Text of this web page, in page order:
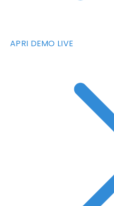
APRI DEMO LIVE